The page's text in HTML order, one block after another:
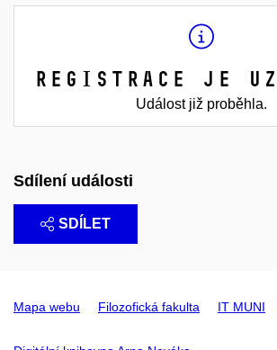
Registrace je
Událost již proběhla.
Sdílení události
SDÍLET
Mapa webu Filozofická fakulta IT MUNI